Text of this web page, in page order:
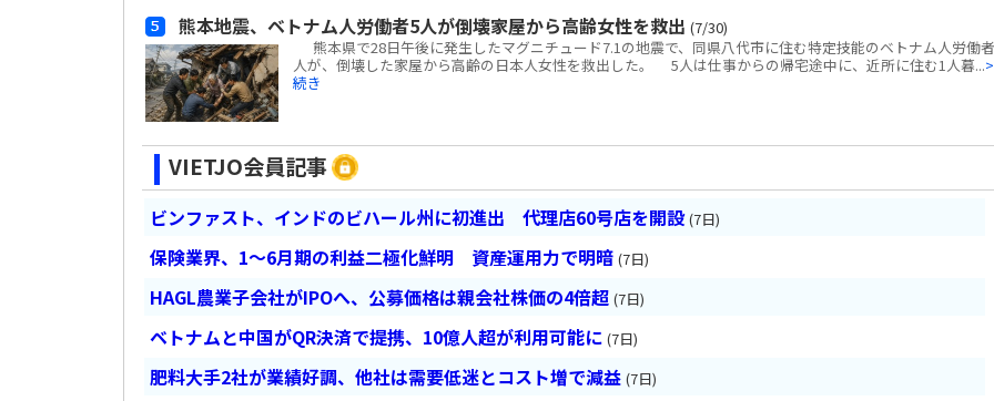
熊本地震、ベトナム人労働者5人が倒壊家屋から高齢女性を救出 (7/30)
熊本県で28日午後に発生したマグニチュード7.1の地震で、同県八代市に住む特定技能のベトナム人労働
人が、倒壊した家屋から高齢の日本人女性を救出した。 5人は仕事からの帰宅途中に、近所に住む1人暮...
続き
VIETJO会員記事
ビンファスト、インドのビハール州に初進出 代理店60号店を開設 (7日)
保険業界、1～6月期の利益二極化鮮明 資産運用力で明暗 (7日)
HAGL農業子会社がIPOへ、公募価格は親会社株価の4倍超 (7日)
ベトナムと中国がQR決済で提携、10億人超が利用可能に (7日)
肥料大手2社が業績好調、他社は需要低迷とコスト増で減益 (7日)